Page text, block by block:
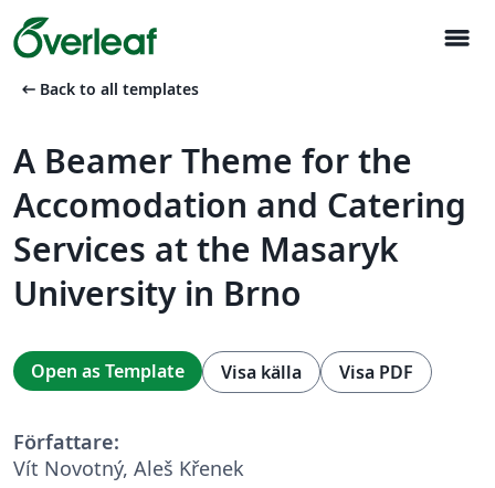
menu
arrow_left_alt Back to all templates
A Beamer Theme for the
Accomodation and Catering
Services at the Masaryk
University in Brno
Open as Template Visa källa Visa PDF
Författare:
Vít Novotný, Aleš Křenek